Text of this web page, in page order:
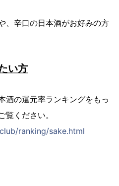
、辛口の日本酒がお好みの方
い方
酒の還元率ランキングをもっ
覧ください。
ranking/sake.html